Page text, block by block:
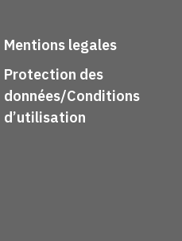
Mentions legales
Protection des
données/Conditions
d’utilisation